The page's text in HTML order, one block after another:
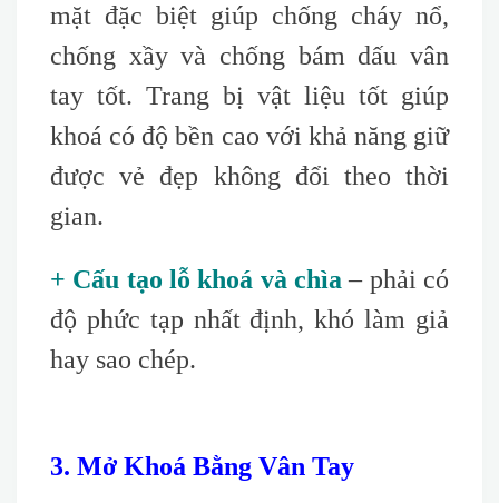
mặt đặc biệt giúp chống cháy nổ,
chống xầy và chống bám dấu vân
tay tốt. Trang bị vật liệu tốt giúp
khoá có độ bền cao với khả năng giữ
được vẻ đẹp không đổi theo thời
gian.
+ Cấu tạo lỗ khoá và chìa – phải có
độ phức tạp nhất định, khó làm giả
hay sao chép.
3. Mở Khoá Bằng Vân Tay